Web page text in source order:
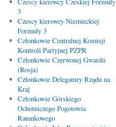
3
Czescy kierowcy Niemieckiej
Formuły 3
Członkowie Centralnej Komisji
Kontroli Partyjnej PZPR
Członkowie Czerwonej Gwardii
(Rosja)
Członkowie Delegatury Rządu na
Kraj
Członkowie Górskiego
Ochotniczego Pogotowia
Ratunkowego